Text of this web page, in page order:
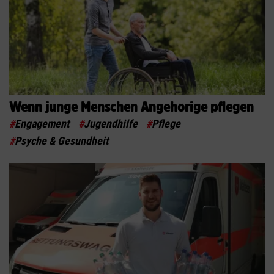
Wenn junge Menschen Angehörige pflegen
#Engagement #Jugendhilfe #Pflege
#Psyche & Gesundheit